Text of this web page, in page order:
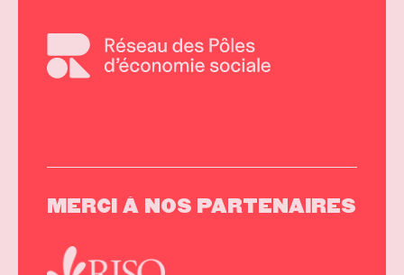
MERCI À NOS PARTENAIRES